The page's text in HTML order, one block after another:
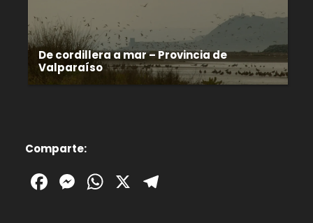
De cordillera a mar – Provincia de
Valparaíso
Comparte:
Facebook
Messenger
WhatsApp
X